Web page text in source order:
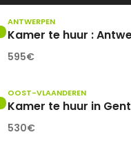
ANTWERPEN
595€
OOST-VLAANDEREN
Kamer te huur in Gent
530€